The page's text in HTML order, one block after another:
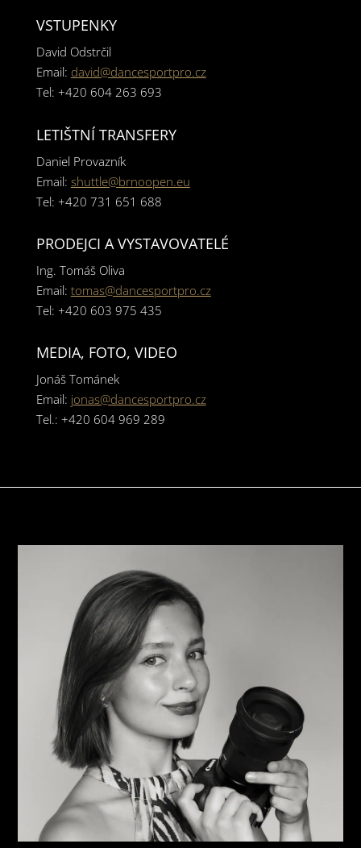
VSTUPENKY
David Odstrčil
Email: david@dancesportpro.cz
Tel: +420 604 263 693
LETIŠTNÍ TRANSFERY
Daniel Provazník
Email: shuttle@brnoopen.eu
Tel: +420 731 651 688
PRODEJCI A VYSTAVOVATELÉ
Ing. Tomáš Oliva
Email: tomas@dancesportpro.cz
Tel: +420 603 975 435
MEDIA, FOTO, VIDEO
Jonáš Tománek
Email: jonas@dancesportpro.cz
Tel.: +420 604 969 289